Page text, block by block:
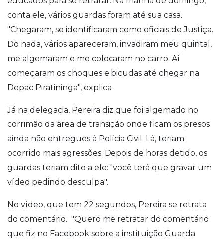
conta ele, vários guardas foram até sua casa.
"Chegaram, se identificaram como oficiais de Justiça.
Do nada, vários apareceram, invadiram meu quintal,
me algemaram e me colocaram no carro. Aí
começaram os choques e bicudas até chegar na
Depac Piratininga", explica.
Já na delegacia, Pereira diz que foi algemado no
corrimão da área de transição onde ficam os presos
ainda não entregues à Polícia Civil. Lá, teriam
ocorrido mais agressões. Depois de horas detido, os
guardas teriam dito a ele: "você terá que gravar um
vídeo pedindo desculpa".
No vídeo, que tem 22 segundos, Pereira se retrata
do comentário. "Quero me retratar do comentário
que fiz no Facebook sobre a instituição Guarda